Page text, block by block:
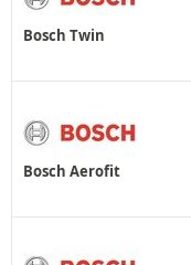
Bosch Twin
Bosch Aerofit